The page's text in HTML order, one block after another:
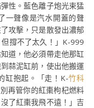
性。藍色離子炮光束猛
一聲像是汽水開蓋的聲
攻擊，只是散發出濃郁
撐不了太久！」K-999
道，他必須帶走他那缸
蒜泥缸前，使出他搬運
缸抱起。「走！K-竹科
再管你的紅棗枸杞燃料
了紅棗我飛不遠！」吉